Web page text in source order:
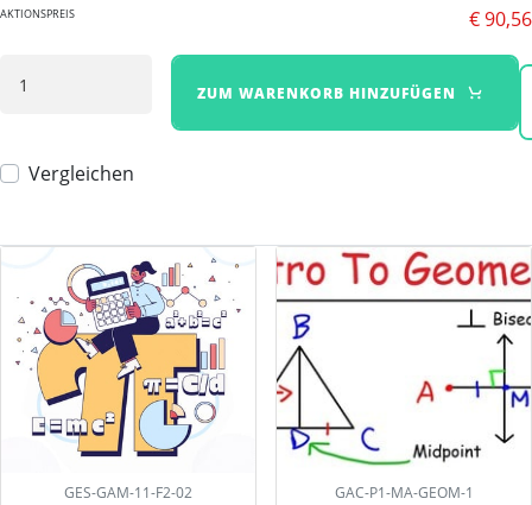
aktionspreis € 90,56
ZUM WARENKORB HINZUFÜGEN
Vergleichen
GES-GAM-11-F2-02 GAC-P1-MA-GEOM-1